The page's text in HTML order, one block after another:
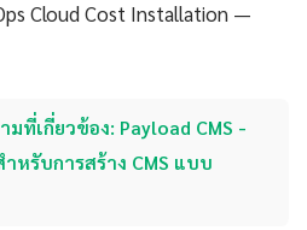
Cloud Cost Installation —
มที่เกี่ยวข้อง: Payload CMS -
รับการสร้าง CMS แบบ